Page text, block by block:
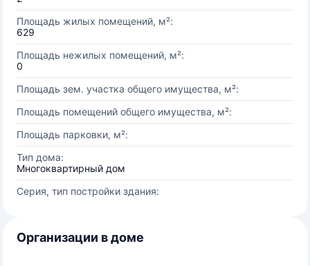
Площадь жилых помещений, м²:
629
Площадь нежилых помещений, м²:
0
Площадь зем. участка общего имущества, м²:
Площадь помещений общего имущества, м²:
Площадь парковки, м²:
Тип дома:
Многоквартирный дом
Серия, тип постройки здания:
Организации в доме